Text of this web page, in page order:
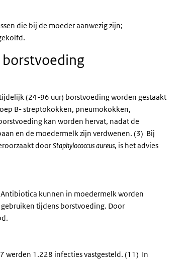
die bij de moeder aanwezig zijn;
(24-96 uur) borstvoeding worden gestaakt
B- streptokokken, pneumokokken,
kan worden hervat, nadat de
en de moedermelk zijn verdwenen. (3) Bij
doorStaphylococcus aureus, is het advies
kunnen in moedermelk worden
tijdens borstvoeding. Door
werden 1.228 infecties vastgesteld. (11) In